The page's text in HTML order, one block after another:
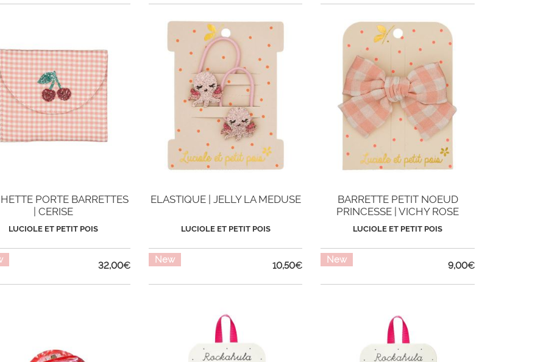
PORTE BARRETTES
| CERISE
LUCIOLE ET PETIT POIS
32,00€
ELASTIQUE | JELLY LA MEDUSE
LUCIOLE ET PETIT POIS
New
10,50€
BARRETTE PETIT NOEUD
PRINCESSE | VICHY ROSE
LUCIOLE ET PETIT POIS
New
9,00€